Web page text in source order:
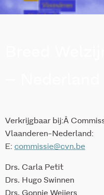
Verkrijgbaar bij:Â
Vlaanderen-Nederland:
E: commissie@cvn.be
Drs. Carla Petit
Drs. Hugo Swinnen
Drs. Gonnie Weijers